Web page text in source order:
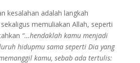
kesalahan adalah langkah
memuliakan Allah, seperti
“…hendaklah kamu menjadi
hidupmu sama seperti Dia yang
kamu, sebab ada tertulis: